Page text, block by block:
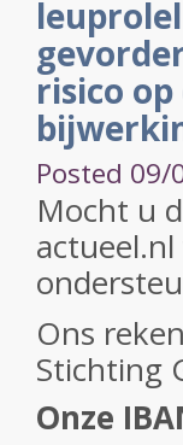
risico
Posted 09/
Mocht u
Ons
Stichting
Onze